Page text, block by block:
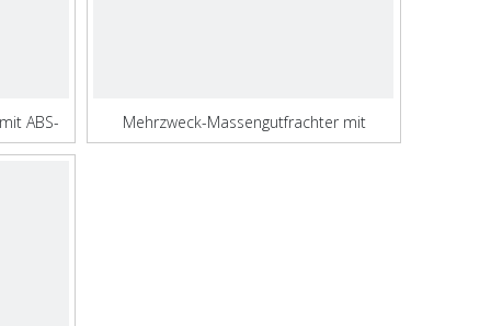
ABS-
Mehrzweck-Massengutfrachter mit
Selbstentladung für Ladung Kohle